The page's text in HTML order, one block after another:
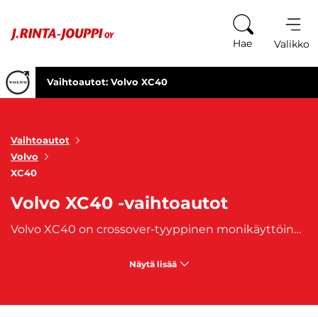
Hae Valikko
Vaihtoautot: Volvo XC40
Vaihtoautot
Volvo
XC40
Volvo XC40 -vaihtoautot
Volvo XC40 on crossover-tyyppinen monikäyttöinen automalli, jota on valmistettu vuodesta 2017 lähtien. Tämä premium-auto tunnetaan näyttävästä ja kestävästä suunnittelustaan. Mallin töyssöhköinen Volvo XC40 Recharge tarjoaa taloudellisen ja ympäristöystävällisemmän vaihtoehdon. XC40-mallin lisäksi Volvon XC-malliperheeseen kuuluvat
Näytä lisää